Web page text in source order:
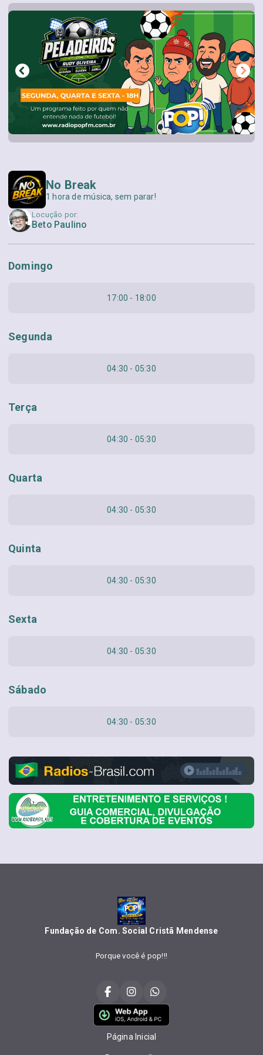
No Break
1 hora de música, sem parar!
Locução por:
Beto Paulino
Domingo
17:00 - 18:00
Segunda
04:30 - 05:30
Terça
04:30 - 05:30
Quarta
04:30 - 05:30
Quinta
04:30 - 05:30
Sexta
04:30 - 05:30
Sábado
04:30 - 05:30
Fundação de Com. Social Cristã Mendense
Porque você é pop!!!
Página Inicial